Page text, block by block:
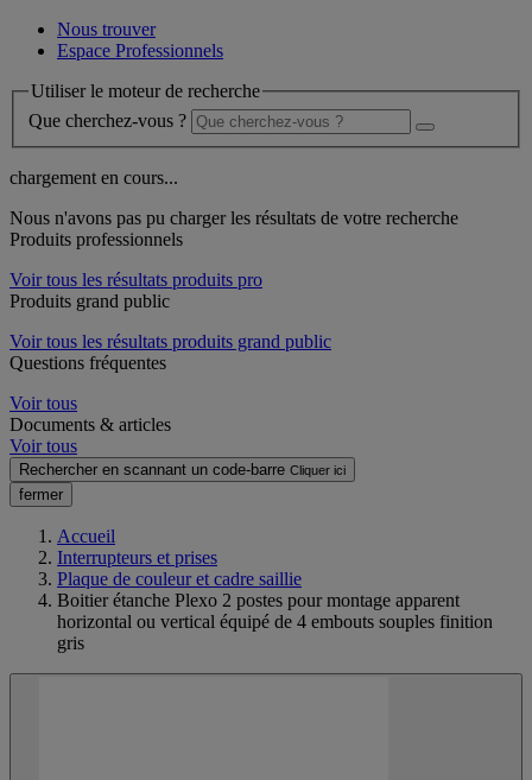
Nous trouver
Espace Professionnels
Utiliser le moteur de recherche
Que cherchez-vous ?
chargement en cours...
Nous n'avons pas pu charger les résultats de votre recherche
Produits professionnels
Voir tous les résultats produits pro
Produits grand public
Voir tous les résultats produits grand public
Questions fréquentes
Voir tous
Documents & articles
Voir tous
Rechercher en scannant un code-barre Cliquer ici
fermer
Accueil
Interrupteurs et prises
Plaque de couleur et cadre saillie
Boitier étanche Plexo 2 postes pour montage apparent
horizontal ou vertical équipé de 4 embouts souples finition
gris